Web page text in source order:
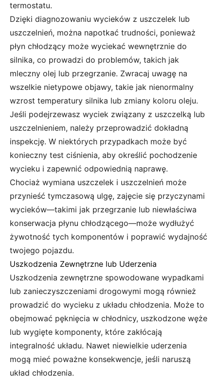
termostatu.
Dzięki diagnozowaniu wycieków z uszczelek lub
uszczelnień, można napotkać trudności, ponieważ
płyn chłodzący może wyciekać wewnętrznie do
silnika, co prowadzi do problemów, takich jak
mleczny olej lub przegrzanie. Zwracaj uwagę na
wszelkie nietypowe objawy, takie jak nienormalny
wzrost temperatury silnika lub zmiany koloru oleju.
Jeśli podejrzewasz wyciek związany z uszczelką lub
uszczelnieniem, należy przeprowadzić dokładną
inspekcję. W niektórych przypadkach może być
konieczny test ciśnienia, aby określić pochodzenie
wycieku i zapewnić odpowiednią naprawę.
Chociaż wymiana uszczelek i uszczelnień może
przynieść tymczasową ulgę, zajęcie się przyczynami
wycieków—takimi jak przegrzanie lub niewłaściwa
konserwacja płynu chłodzącego—może wydłużyć
żywotność tych komponentów i poprawić wydajność
twojego pojazdu.
Uszkodzenia Zewnętrzne lub Uderzenia
Uszkodzenia zewnętrzne spowodowane wypadkami
lub zanieczyszczeniami drogowymi mogą również
prowadzić do wycieku z układu chłodzenia. Może to
obejmować pęknięcia w chłodnicy, uszkodzone węże
lub wygięte komponenty, które zakłócają
integralność układu. Nawet niewielkie uderzenia
mogą mieć poważne konsekwencje, jeśli naruszą
układ chłodzenia.